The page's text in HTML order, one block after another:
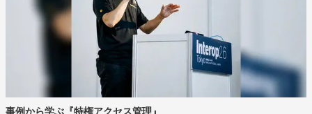
事例から学ぶ『特権アクセス管理』